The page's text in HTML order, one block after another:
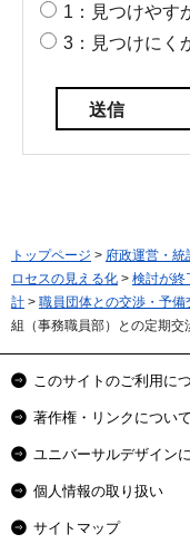
1：見つけやす
3：見つけにく
トップページ > 府政運営・統
ロセスの見える化 > 検討が終
計 > 職員団体との交渉・予備
組（事務職員部）との定期交
このサイトのご利用に
著作権・リンクについて
ユニバーサルデザイン
個人情報の取り扱い
サイトマップ